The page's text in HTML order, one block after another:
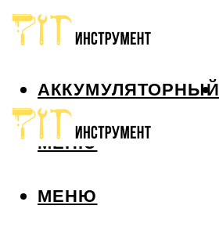
АККУМУЛЯТОРНЫЙ
МЕНЮ
МЕНЮ